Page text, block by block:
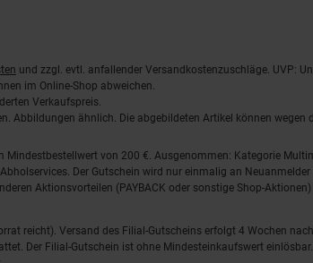
und zzgl. evtl. anfallender Versandkostenzuschläge. UVP:
im Online-Shop abweichen.
Verkaufspreis.
Abbildungen ähnlich. Die abgebildeten Artikel können
von 200 €. Ausgenommen: Kategorie
Der Gutschein wird nur einmalig an
Aktionsvorteilen (PAYBACK oder sonstige Shop-
reicht). Versand des Filial-Gutscheins erfolgt 4 Wochen
Der Filial-Gutschein ist ohne Mindesteinkaufswert